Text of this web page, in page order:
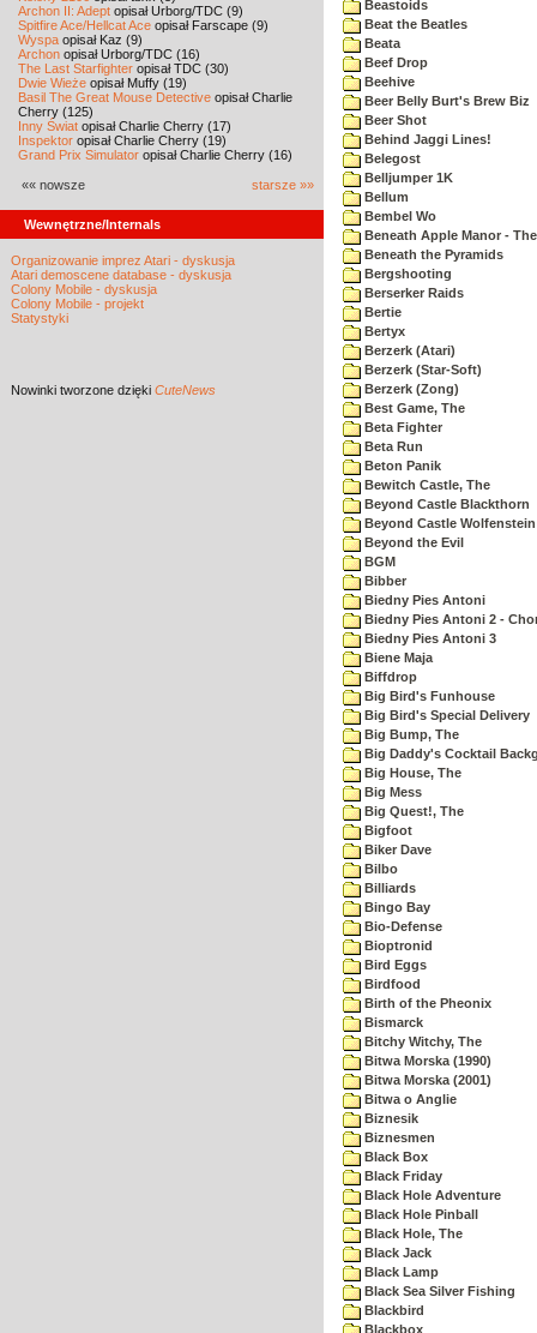
Archon II: Adept opisał Urborg/TDC (9)
Spitfire Ace/Hellcat Ace opisał Farscape (9)
Wyspa opisał Kaz (9)
Archon opisał Urborg/TDC (16)
The Last Starfighter opisał TDC (30)
Dwie Wieże opisał Muffy (19)
Basil The Great Mouse Detective opisał Charlie
Cherry (125)
Inny Świat opisał Charlie Cherry (17)
Inspektor opisał Charlie Cherry (19)
Grand Prix Simulator opisał Charlie Cherry (16)
«« nowsze starsze »»
Wewnętrzne/Internals
Organizowanie imprez Atari - dyskusja
Atari demoscene database - dyskusja
Colony Mobile - dyskusja
Colony Mobile - projekt
Statystyki
Nowinki tworzone dzięki CuteNews
Beastoids
Beat the Beatles
Beata
Beef Drop
Beehive
Beer Belly Burt's Brew Biz
Beer Shot
Behind Jaggi Lines!
Belegost
Belljumper 1K
Bellum
Bembel Wo
Beneath Apple Manor -
Beneath the Pyramids
Bergshooting
Berserker Raids
Bertie
Bertyx
Berzerk (Atari)
Berzerk (Star-Soft)
Berzerk (Zong)
Best Game, The
Beta Fighter
Beta Run
Beton Panik
Bewitch Castle, The
Beyond Castle Blackthorn
Beyond Castle Wolfenstein
Beyond the Evil
BGM
Bibber
Biedny Pies Antoni
Biedny Pies Antoni 2 -
Biedny Pies Antoni 3
Biene Maja
Biffdrop
Big Bird's Funhouse
Big Bird's Special Delivery
Big Bump, The
Big Daddy's Cocktail
Big House, The
Big Mess
Big Quest!, The
Bigfoot
Biker Dave
Bilbo
Billiards
Bingo Bay
Bio-Defense
Bioptronid
Bird Eggs
Birdfood
Birth of the Pheonix
Bismarck
Bitchy Witchy, The
Bitwa Morska (1990)
Bitwa Morska (2001)
Bitwa o Anglie
Biznesik
Biznesmen
Black Box
Black Friday
Black Hole Adventure
Black Hole Pinball
Black Hole, The
Black Jack
Black Lamp
Black Sea Silver Fishing
Blackbird
Blackbox